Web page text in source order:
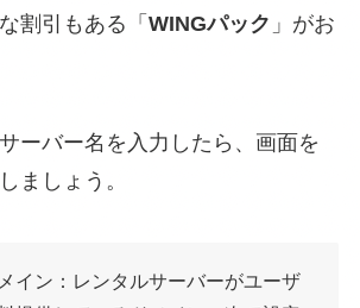
割引もある「 WINGパック 」がお
ーバー名を入力したら、画面を
ましょう。
イン：レンタルサーバーがユーザ